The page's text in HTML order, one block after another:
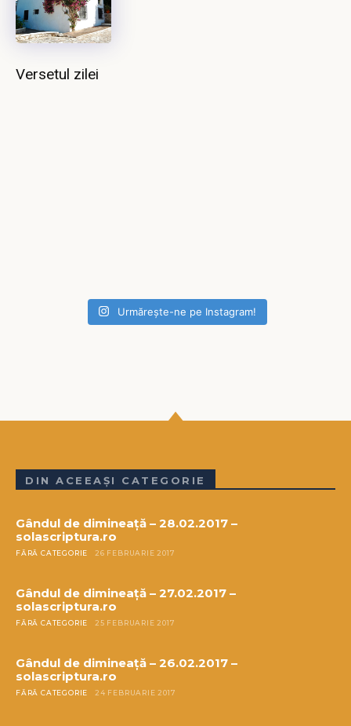
Versetul zilei
Urmărește-ne pe Instagram!
DIN ACEEAȘI CATEGORIE
Gândul de dimineață – 28.02.2017 –
solascriptura.ro
FĂRĂ CATEGORIE 26 FEBRUARIE 2017
Gândul de dimineață – 27.02.2017 –
solascriptura.ro
FĂRĂ CATEGORIE 25 FEBRUARIE 2017
Gândul de dimineață – 26.02.2017 –
solascriptura.ro
FĂRĂ CATEGORIE 24 FEBRUARIE 2017